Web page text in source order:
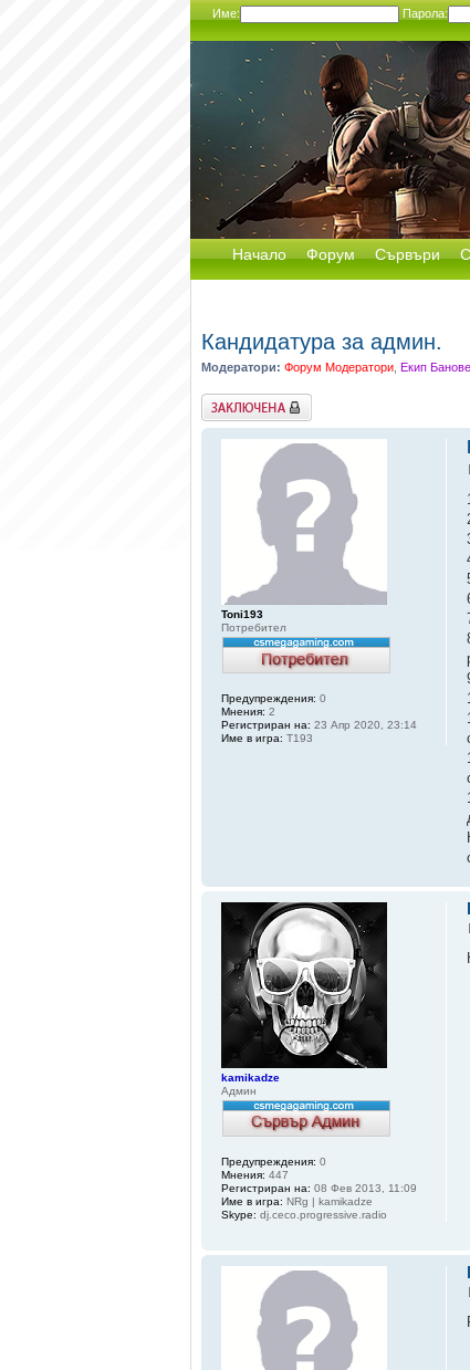
Име: Парола:
Начало Форум Сървъри
Кандидатура за админ.
Модератори: Форум Модератори Екип Банове
Заключена
Toni193
Потребител
Предупреждения: 0
Мнения: 2
Регистриран на: 23 Апр 2020, 23:14
Име в игра: T193
kamikadze
Админ
Предупреждения: 0
Мнения: 447
Регистриран на: 08 Фев 2013, 11:09
Име в игра: NRg | kamikadze
Skype: dj.ceco.progressive.radio